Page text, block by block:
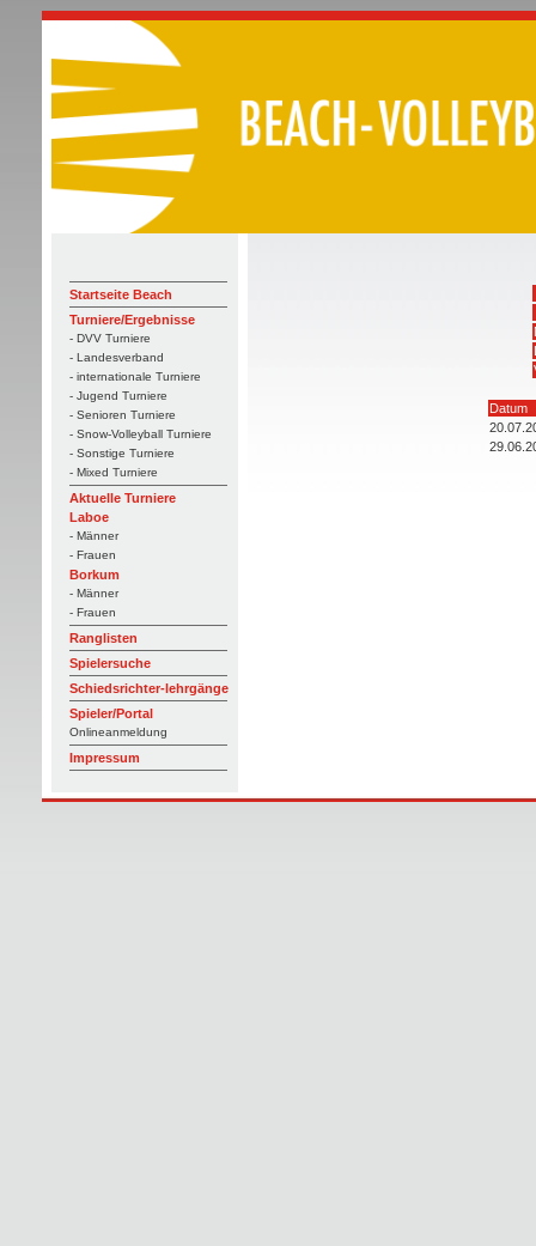
Startseite Beach
Turniere/Ergebnisse
- DVV Turniere
- Landesverband
- internationale Turniere
- Jugend Turniere
- Senioren Turniere
- Snow-Volleyball Turniere
- Sonstige Turniere
- Mixed Turniere
Aktuelle Turniere
Laboe
- Männer
- Frauen
Borkum
- Männer
- Frauen
Ranglisten
Spielersuche
Schiedsrichter-lehrgänge
Spieler/Portal
Onlineanmeldung
Impressum
Datum